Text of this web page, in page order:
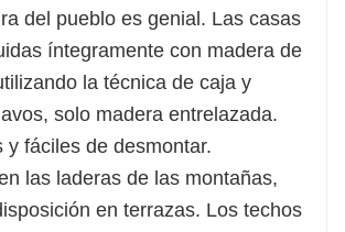
del pueblo es genial. Las casas
íntegramente con madera de
la técnica de caja y
solo madera entrelazada.
y fáciles de desmontar.
las laderas de las montañas,
en terrazas. Los techos